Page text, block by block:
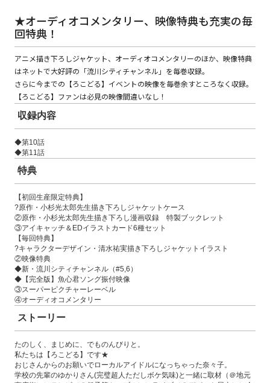
閉じる
★オーディオコメンタリー、映像特典も充実の毎
回特典！
アニメ描き下ろしジャケット、オーディオコメンタリーのほか、映像特典
はネットで大好評の「流川シティチャンネル」を毎巻収録。
さらに今までの【ろこどる】イベントの映像を毎巻余すところなく収録。
【ろこどる】ファンは必見の映像間違いなし！
収録内容
◆第10話
◆第11話
特典
【初回生産限定特典】
?原作・小杉光太郎先生描き下ろしジャケットケース
②原作・小杉光太郎先生描き下ろし漫画収録 特製ブックレット
③アイキャッチ＆EDイラストカード6種セット
【毎回特典】
?キャラクターデザイン・清水祐実描き下ろしジャケットイラスト
②映像特典
◆新・流川シティチャンネル（#5,6）
◆【完全版】魚心君ソング振付映像
③スーパーピクチャーレーベル
④オーディオコメンタリー
ストーリー
たのしく、まじめに、でものんびりと。
私たちは【ろこどる】です★
おじさんからのお願いでローカルアイドルになっちゃった奈々子。
学校の先輩のゆかりさん(完璧超人ただしボケ気味)と一緒に取材（＠地元